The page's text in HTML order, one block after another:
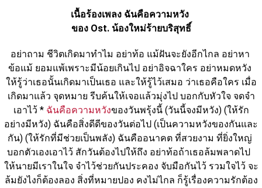
เนื้อร้องเพลง ฉันคือความหวัง
ของ Ost. น้องใหม่ร้ายบริสุทธิ์
อย่าถาม ชีวิตเกิดมาทำไม อย่าท้อ แม้ฝันจะยังอีกไกล อย่าหา
ข้อแม้ ยอมแพ้เพราะมีน้อยเกินไป อย่าอิจฉาใคร อย่าหมดหวัง
ให้รู้ว่าเธอนั้นเกิดมาเป็นเธอ และให้รู้ไว้เสมอ ว่าเธอคือใคร เมื่อ
เกิดมาแล้ว จุดหมาย รีบค้นให้เจอแล้วมุ่งไป บอกกับหัวใจ จดจำ
เอาไว้ * ฉันคือความหวังของวันพรุ้งนี้ (วันนี้จงมีหวัง) (ให้รัก
อย่างมีหวัง) ฉันคือสิ่งดีดีของวันต่อไป (เป็นความหวังของกันและ
กัน) (ให้รักที่มีช่วยเป็นพลัง) ฉันคืออนาคต ที่สวยงาม ที่ยิ่งใหญ่
บอกตัวเองเอาไว้ สักวันต้องไปให้ถึง อย่าท้อถ้าเธอล้มพลาดไป
ให้นายมีเราในใจ จำไว้ช่วยกันประคอง จับมือกันไว้ รวมใจไว้ จะ
ล้มยังไงก็ต้องลอง สิ่งที่หมายปอง คงไม่ไกล ก็รู้เรื่องความรักต้อง